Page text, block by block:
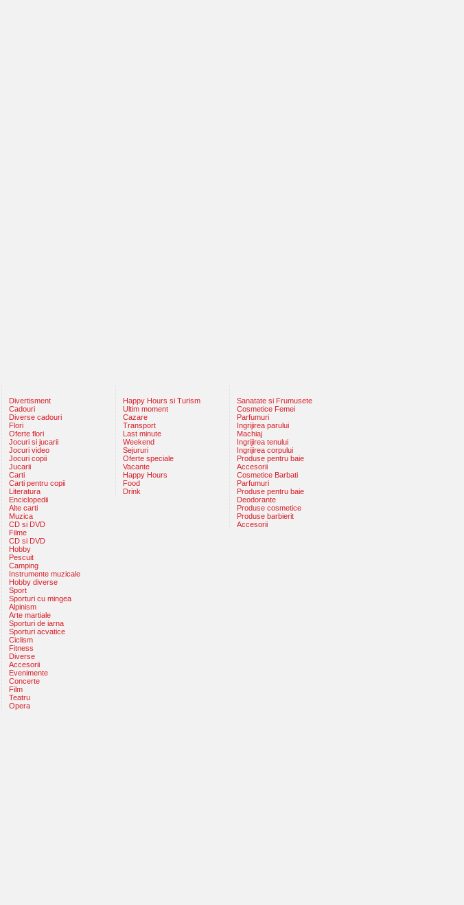
Divertisment
Cadouri
Diverse cadouri
Flori
Oferte flori
Jocuri si jucarii
Jocuri video
Jocuri copii
Jucarii
Carti
Carti pentru copii
Literatura
Enciclopedii
Alte carti
Muzica
CD si DVD
Filme
CD si DVD
Hobby
Pescuit
Camping
Instrumente muzicale
Hobby diverse
Sport
Sporturi cu mingea
Alpinism
Arte martiale
Sporturi de iarna
Sporturi acvatice
Ciclism
Fitness
Diverse
Accesorii
Evenimente
Concerte
Film
Teatru
Opera
Happy Hours si Turism
Ultim moment
Cazare
Transport
Last minute
Weekend
Sejururi
Oferte speciale
Vacante
Happy Hours
Food
Drink
Sanatate si Frumusete
Cosmetice Femei
Parfumuri
Ingrijirea parului
Machiaj
Ingrijirea tenului
Ingrijirea corpului
Produse pentru baie
Accesorii
Cosmetice Barbati
Parfumuri
Produse pentru baie
Deodorante
Produse cosmetice
Produse barbierit
Accesorii